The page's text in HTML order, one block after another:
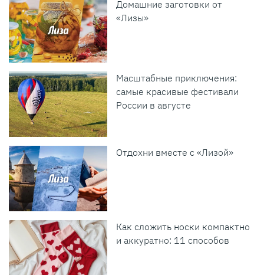
Домашние заготовки от
«Лизы»
Масштабные приключения:
самые красивые фестивали
России в августе
Отдохни вместе с «Лизой»
Как сложить носки компактно
и аккуратно: 11 способов